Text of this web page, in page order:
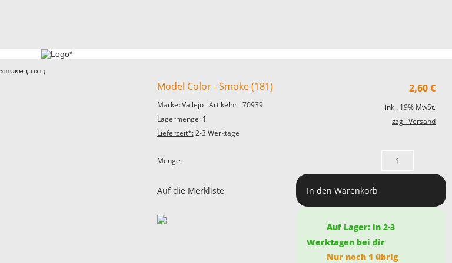
2,60€
Model Color - Smoke (181)
Marke: Vallejo Artikelnr.: 70939
Lagermenge: 1
Lieferzeit*:2-3 Werktage
inkl. 19% MwSt.
zzgl. Versand
Menge:
Auf die Merkliste In den Warenkorb
Auf Lager: in 2-3
Werktagen bei dir
Nur noch 1 übrig